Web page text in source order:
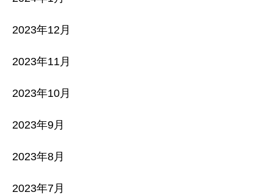
2023年12月
2023年11月
2023年10月
2023年9月
2023年8月
2023年7月